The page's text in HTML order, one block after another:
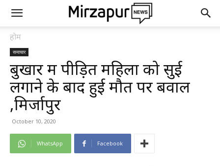
होम
समाचार
बुखार में पीड़ित महिला को सुई
लगाने के बाद हुई मौत पर बवाल
,मिर्जापुर
October 10, 2020
WhatsApp Facebook